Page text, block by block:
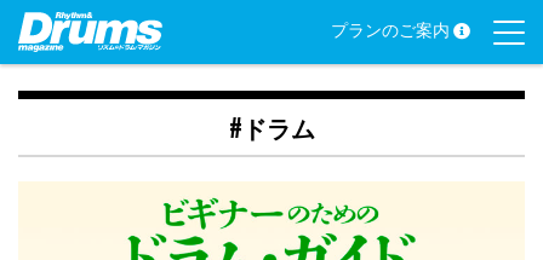
Skip
content
プランのご案内
#ドラム